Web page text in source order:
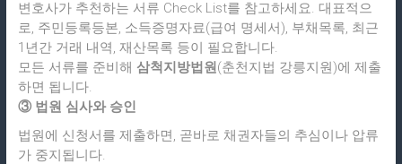
변호사가 추천하는 서류 Check List를 참고하세요. 대표적으
로, 주민등록등본, 소득증명자료(급여 명세서), 부채목록, 최근
1년간 거래 내역, 재산목록 등이 필요합니다.
모든 서류를 준비해 삼척지방법원(춘천지법 강릉지원)에 제출
하면 됩니다.
③ 법원 심사와 승인
법원에 신청서를 제출하면, 곧바로 채권자들의 추심이나 압류
가 중지됩니다.